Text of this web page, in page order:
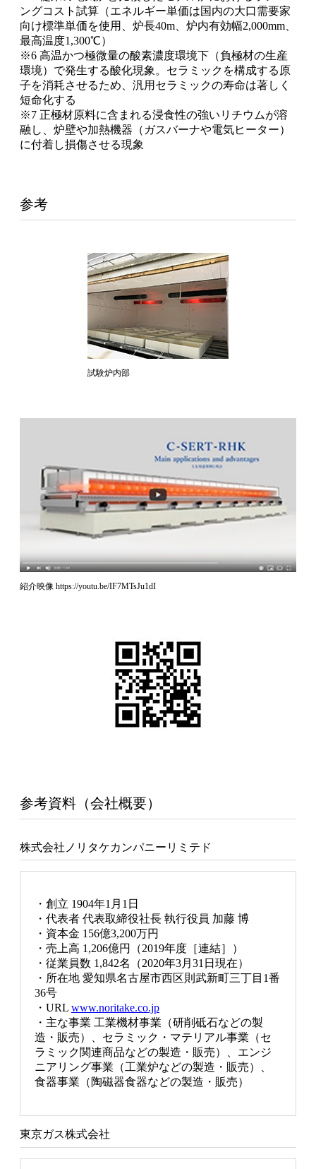
ングコスト試算（エネルギー単価は国内の大口需要家
向け標準単価を使用、炉長40m、炉内有効幅2,000mm、
最高温度1,300℃）
※6 高温かつ極微量の酸素濃度環境下（負極材の生産
環境）で発生する酸化現象。セラミックを構成する原
子を消耗させるため、汎用セラミックの寿命は著しく
短命化する
※7 正極材原料に含まれる浸食性の強いリチウムが溶
融し、炉壁や加熱機器（ガスバーナや電気ヒーター）
に付着し損傷させる現象
参考
試験炉内部
紹介映像 https://youtu.be/IF7MTsJu1dI
参考資料（会社概要）
株式会社ノリタケカンパニーリミテド
・創立 1904年1月1日
・代表者 代表取締役社長 執行役員 加藤 博
・資本金 156億3,200万円
・売上高 1,206億円（2019年度［連結］）
・従業員数 1,842名（2020年3月31日現在）
・所在地 愛知県名古屋市西区則武新町三丁目1番
36号
・URL www.noritake.co.jp
・主な事業 工業機材事業（研削砥石などの製
造・販売）、セラミック・マテリアル事業（セ
ラミック関連商品などの製造・販売）、エンジ
ニアリング事業（工業炉などの製造・販売）、
食器事業（陶磁器食器などの製造・販売）
東京ガス株式会社